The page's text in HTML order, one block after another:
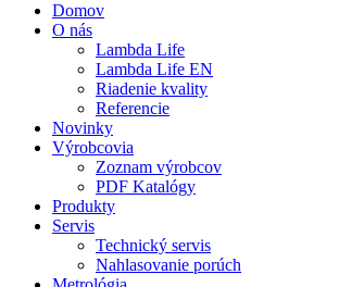
Domov
O nás
Lambda Life
Lambda Life EN
Riadenie kvality
Referencie
Novinky
Výrobcovia
Zoznam výrobcov
PDF Katalógy
Produkty
Servis
Technický servis
Nahlasovanie porúch